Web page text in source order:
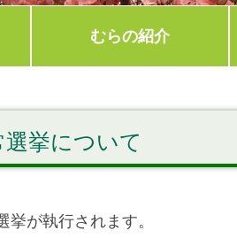
むらの紹介
挙について
が執行されます。